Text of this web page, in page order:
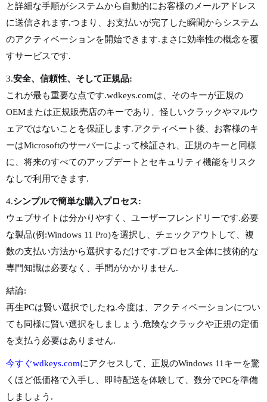
と詳細な手順がシステムから自動的にお客様のメールアドレス
に送信されます.つまり、お支払いが完了した瞬間からシステム
のアクティベーションを開始できます.まさに効率性の概念を覆
すサービスです.
3.安全、信頼性、そして正規品:
これが最も重要な点です.wdkeys.comは、そのキーが正規の
OEMまたは正規販売店のキーであり、怪しいクラックやマルウ
ェアではないことを保証します.アクティベート後、お客様のキ
ーはMicrosoftのサーバーによって検証され、正規のキーと同様
に、将来のすべてのアップデートとセキュリティ機能をリスク
なしで利用できます.
4.シンプルで簡単な購入プロセス:
ウェブサイトは分かりやすく、ユーザーフレンドリーです.必要
な製品(例:Windows 11 Pro)を選択し、チェックアウトして、複
数の支払い方法から選択するだけです.プロセス全体に技術的な
専門知識は必要なく、手間がかかりません.
結論:
再生PCは賢い選択でしたね.今度は、アクティベーションについ
ても同様に賢い選択をしましょう.危険なクラックや正規の定価
を支払う必要はありません.
今すぐwdkeys.comにアクセスして、正規のWindows 11キーを驚
くほど低価格で入手し、即時配送を体験して、数分でPCを準備
しましょう.